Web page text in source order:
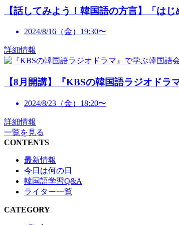
【話してみよう！韓国語の方言】「は
2024/8/16（金）19:30〜
詳細情報
【8月開講】『KBSの韓国語ラジオドラ
2024/8/23（金）18:20〜
詳細情報
一覧を見る
CONTENTS
最新情報
今日は何の日
韓国語学習Q&A
ライター一覧
CATEGORY